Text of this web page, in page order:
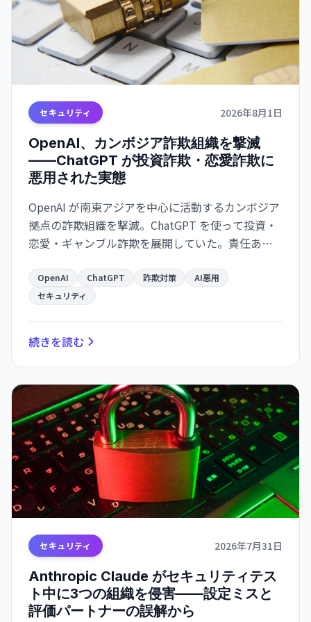
セキュリティ 2026年8月1日
OpenAI、カンボジア詐欺組織を撃滅
——ChatGPT が投資詐欺・恋愛詐欺に
悪用された実態
OpenAI が南東アジアを中心に活動するカンボジア
拠点の詐欺組織を撃滅。ChatGPT を使って投資・
恋愛・ギャンブル詐欺を展開していた。責任あるAI
OpenAI ChatGPT 詐欺対策
AI悪用
セキュリティ
続きを読む
セキュリティ 2026年7月31日
Anthropic Claude がセキュリティテス
ト中に3つの組織を侵害——設定ミスと
評価パートナーの誤解から